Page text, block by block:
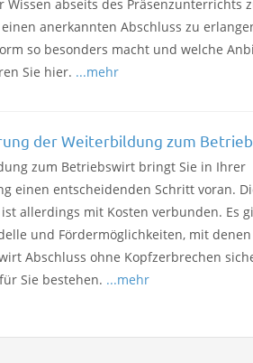
Wissen abseits des Präsenzunterrichts
anerkannten Abschluss zu
so besonders macht und welche
Sie hier. ...mehr
der Weiterbildung zum
zum Betriebswirt bringt Sie in Ihrer
einen entscheidenden Schritt voran.
allerdings mit Kosten verbunden. Es
und Fördermöglichkeiten, mit denen
Abschluss ohne Kopfzerbrechen
Sie bestehen. ...mehr